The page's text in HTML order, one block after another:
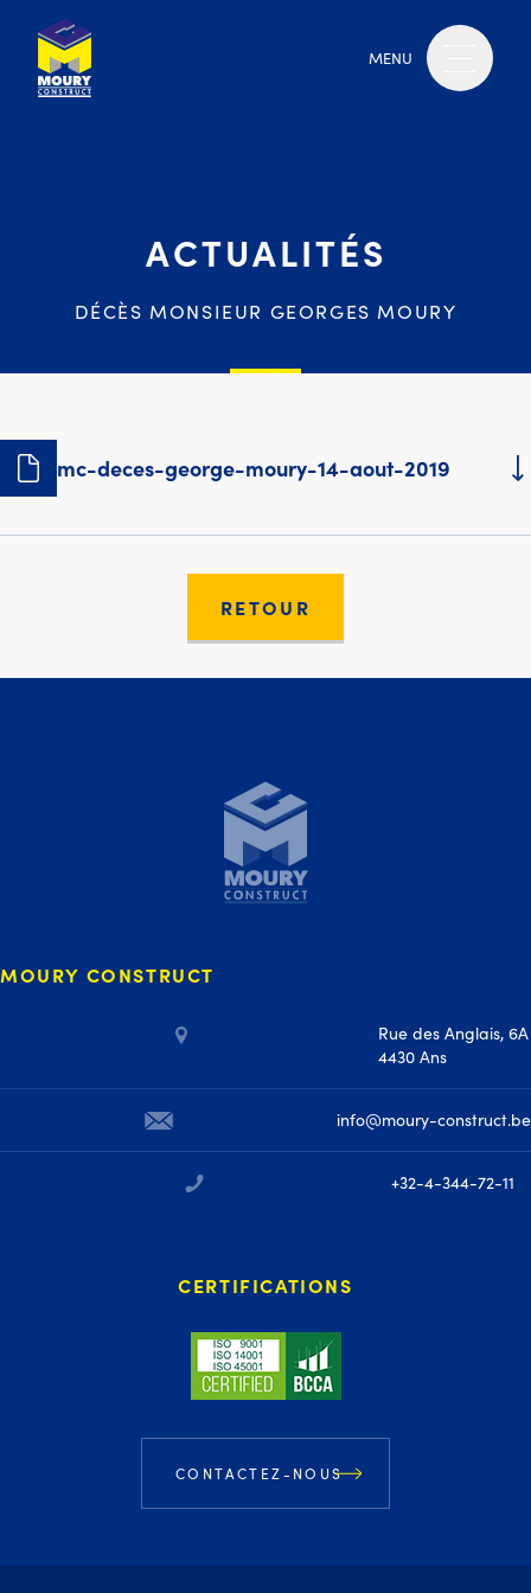
MENU
ACTUALITÉS
DÉCÈS MONSIEUR GEORGES MOURY
mc-deces-george-moury-14-aout-2019
RETOUR
MOURY CONSTRUCT
Rue des Anglais, 6A
4430 Ans
info@moury-construct.be
+32-4-344-72-11
CERTIFICATIONS
CONTACTEZ-NOUS